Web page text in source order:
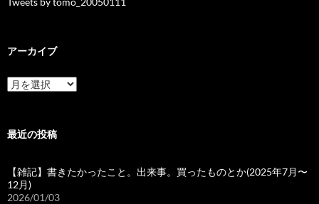
アーカイブ
ア
ー
ブ
最近の投稿
【雑記】書きたかったこと。出来事。買ったものとか(2025年7月〜
12月)
2026/01/03